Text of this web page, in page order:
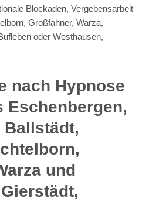
Blockaden, Vergebensarbeit
Großfahner, Warza,
oder Westhausen,
nach Hypnose
Eschenbergen,
Ballstädt,
und